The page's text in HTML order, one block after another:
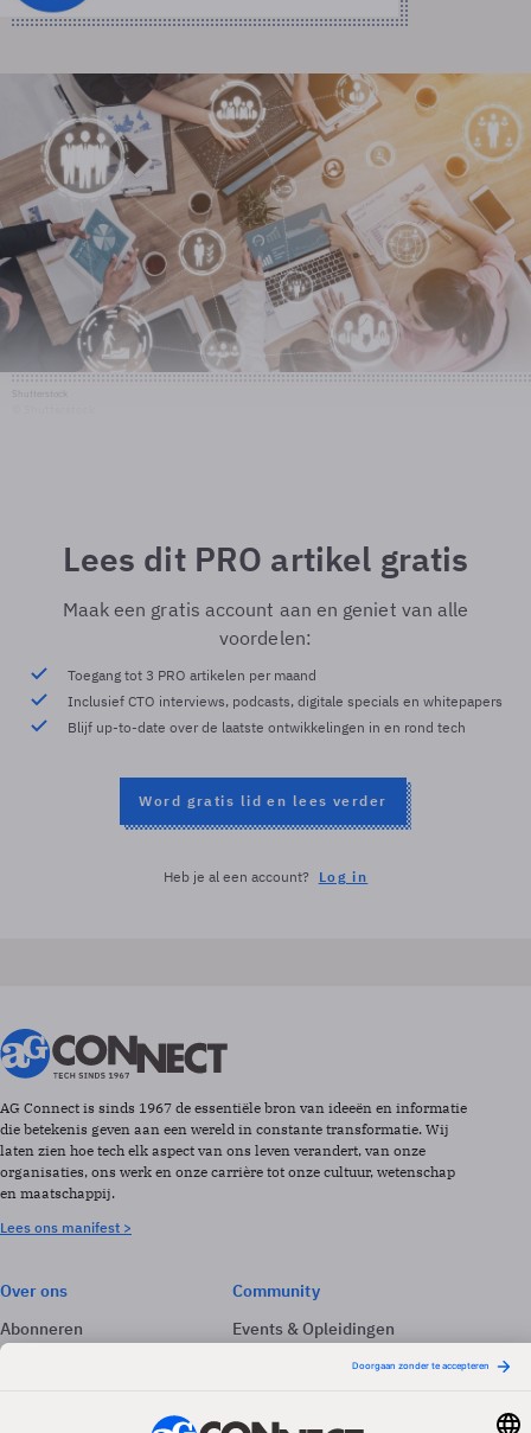
Lees dit PRO artikel gratis
Maak een gratis account aan en geniet van alle
voordelen:
Toegang tot 3 PRO artikelen per maand
Inclusief CTO interviews, podcasts, digitale specials en whitepapers
Blijf up-to-date over de laatste ontwikkelingen in en rond tech
Word gratis lid en lees verder
Heb je al een account? Log in
AG Connect is sinds 1967 de essentiële bron van ideeën en informatie
die betekenis geven aan een wereld in constante transformatie. Wij
laten zien hoe tech elk aspect van ons leven verandert, van onze
organisaties, ons werk en onze carrière tot onze cultuur, wetenschap
en maatschappij.
Lees ons manifest >
Over ons
Abonneren
Adverteren
Community
Events & Opleidingen